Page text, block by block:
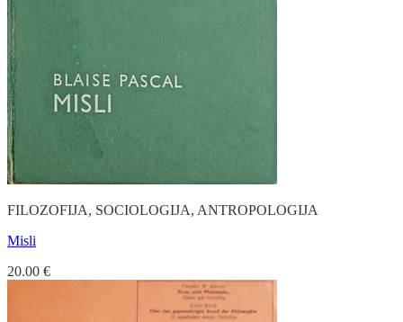
FILOZOFIJA, SOCIOLOGIJA, ANTROPOLOGIJA
Misli
20.00 €